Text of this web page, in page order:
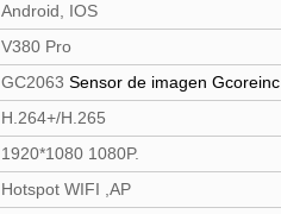
Android, IOS
V380 Pro
GC2063 Sensor de imagen Gcoreinc
H.264+/H.265
1920*1080 1080P.
Hotspot WIFI ,AP